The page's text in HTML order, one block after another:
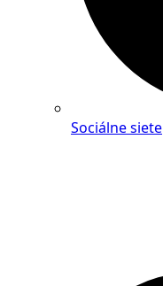
Sociálne siete